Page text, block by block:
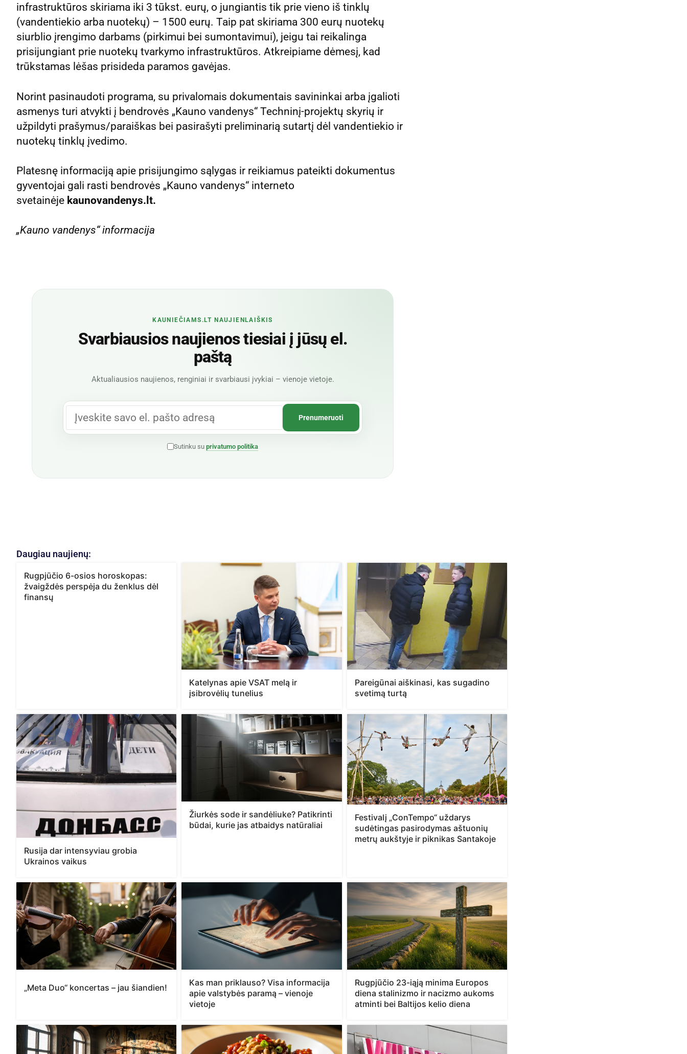
infrastruktūros skiriama iki 3 tūkst. eurų, o jungiantis tik prie vieno iš tinklų
(vandentiekio arba nuotekų) – 1500 eurų. Taip pat skiriama 300 eurų nuotekų
siurblio įrengimo darbams (pirkimui bei sumontavimui), jeigu tai reikalinga
prisijungiant prie nuotekų tvarkymo infrastruktūros. Atkreipiame dėmesį, kad
trūkstamas lėšas prisideda paramos gavėjas.
Norint pasinaudoti programa, su privalomais dokumentais savininkai arba įgalioti
asmenys turi atvykti į bendrovės „Kauno vandenys“ Techninį-projektų skyrių ir
užpildyti prašymus/paraiškas bei pasirašyti preliminarią sutartį dėl vandentiekio ir
nuotekų tinklų įvedimo.
Platesnę informaciją apie prisijungimo sąlygas ir reikiamus pateikti dokumentus
gyventojai gali rasti bendrovės „Kauno vandenys“ interneto
svetainėje kaunovandenys.lt.
„Kauno vandenys“ informacija
KAUNIEČIAMS.LT NAUJIENLAIŠKIS
Svarbiausios naujienos tiesiai į jūsų el.
paštą
Aktualiausios naujienos, renginiai ir svarbiausi įvykiai – vienoje vietoje.
Sutinku su privatumo politika
Daugiau naujienų:
Rugpjūčio 6-osios horoskopas:
žvaigždės perspėja du ženklus dėl
finansų
Katelynas apie VSAT melą ir
įsibrovėlių tunelius
Pareigūnai aiškinasi, kas sugadino
svetimą turtą
Rusija dar intensyviau grobia
Ukrainos vaikus
Žiurkės sode ir sandėliuke? Patikrinti
būdai, kurie jas atbaidys natūraliai
Festivalį „ConTempo“ uždarys
sudėtingas pasirodymas aštuonių
metrų aukštyje ir piknikas Santakoje
„Meta Duo“ koncertas – jau šiandien!
Kas man priklauso? Visa informacija
apie valstybės paramą – vienoje
vietoje
Rugpjūčio 23-iąją minima Europos
diena stalinizmo ir nacizmo aukoms
atminti bei Baltijos kelio diena